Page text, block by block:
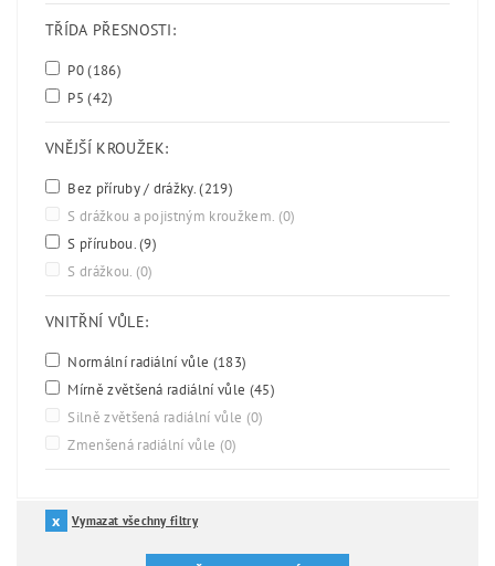
TŘÍDA PŘESNOSTI:
P0(186)
P5(42)
VNĚJŠÍ KROUŽEK:
Bez příruby / drážky.(219)
S drážkou a pojistným kroužkem. (0)
S přírubou.(9)
S drážkou. (0)
VNITŘNÍ VŮLE:
Normální radiální vůle (183)
Mírně zvětšená radiální vůle (45)
Silně zvětšená radiální vůle (0)
Zmenšená radiální vůle (0)
Vymazat všechny filtry